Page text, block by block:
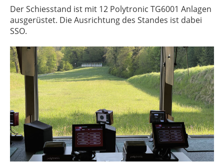
Der Schiesstand ist mit 12 Polytronic TG6001 Anlagen
ausgerüstet. Die Ausrichtung des Standes ist dabei
SSO.